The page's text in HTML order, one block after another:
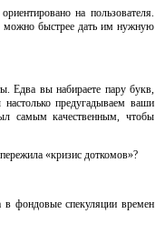
на пользователя.
можно быстрее дать им нужную
Едва вы набираете пару букв,
предугадываем ваши
самым качественным, чтобы
«кризис доткомов»?
фондовые спекуляции времен